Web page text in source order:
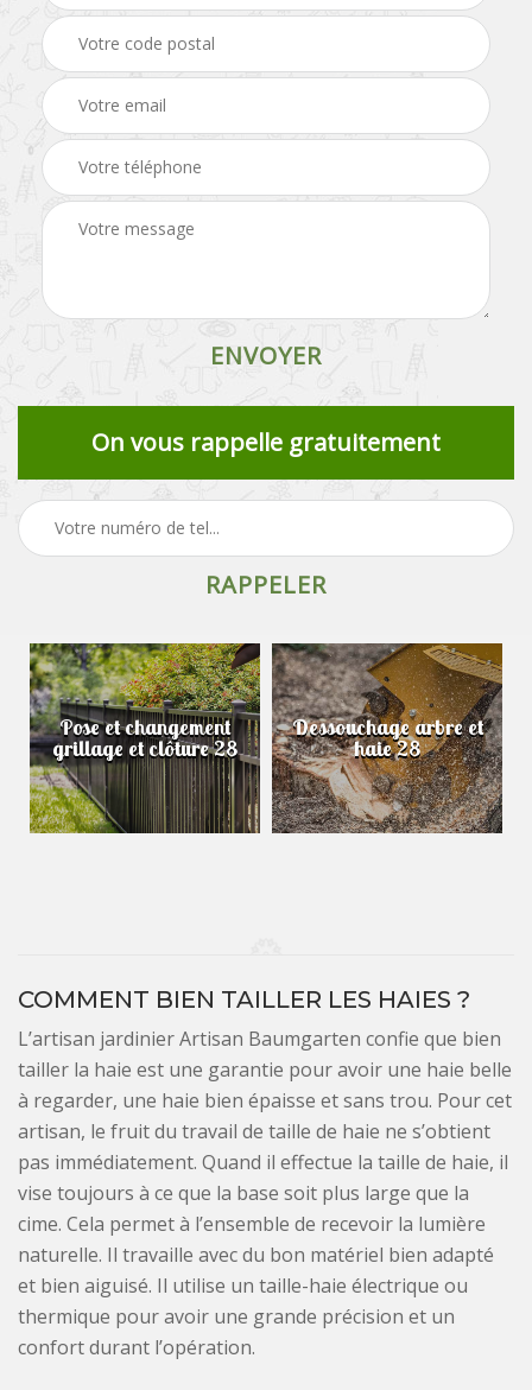
On vous rappelle gratuitement
Pose et changement
grillage et clôture 28
Dessouchage arbre et
haie 28
COMMENT BIEN TAILLER LES HAIES ?
L’artisan jardinier Artisan Baumgarten confie que bien
tailler la haie est une garantie pour avoir une haie belle
à regarder, une haie bien épaisse et sans trou. Pour cet
artisan, le fruit du travail de taille de haie ne s’obtient
pas immédiatement. Quand il effectue la taille de haie, il
vise toujours à ce que la base soit plus large que la
cime. Cela permet à l’ensemble de recevoir la lumière
naturelle. Il travaille avec du bon matériel bien adapté
et bien aiguisé. Il utilise un taille-haie électrique ou
thermique pour avoir une grande précision et un
confort durant l’opération.